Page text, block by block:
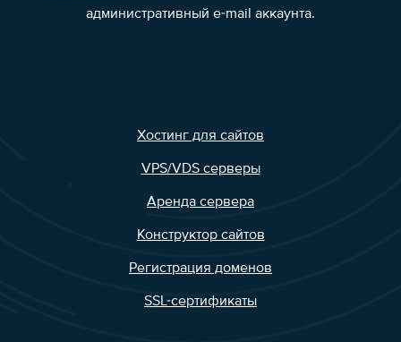
административный e-mail аккаунта.
Хостинг для сайтов
VPS/VDS серверы
Аренда сервера
Конструктор сайтов
Регистрация доменов
SSL-сертификаты